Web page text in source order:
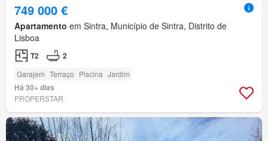
749 000 €
Apartamento em Sintra, Município de Sintra, Distrito de
Lisboa
T2 2
Garajem Terraço Piscina Jardim
Há 30+ dias
PROPERSTAR